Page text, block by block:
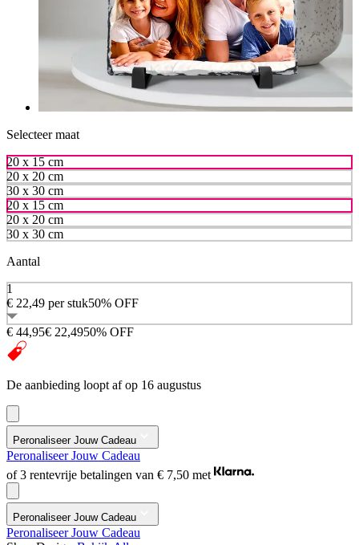
Selecteer maat
20 x 15 cm
20 x 20 cm
30 x 30 cm
20 x 15 cm
20 x 20 cm
30 x 30 cm
Aantal
1
€ 22,49 per stuk50% OFF
€ 44,95€ 22,4950% OFF
De aanbieding loopt af op 16 augustus
Peronaliseer Jouw Cadeau
Peronaliseer Jouw Cadeau
of 3 rentevrije betalingen van € 7,50 met
Peronaliseer Jouw Cadeau
Peronaliseer Jouw Cadeau